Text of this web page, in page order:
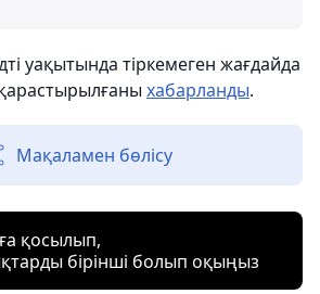
уақытында тіркемеген жағдайда
хабарланды.
Мақаламен бөлісу
қосылып,
бірінші болып оқыңыз